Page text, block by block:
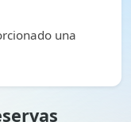
una